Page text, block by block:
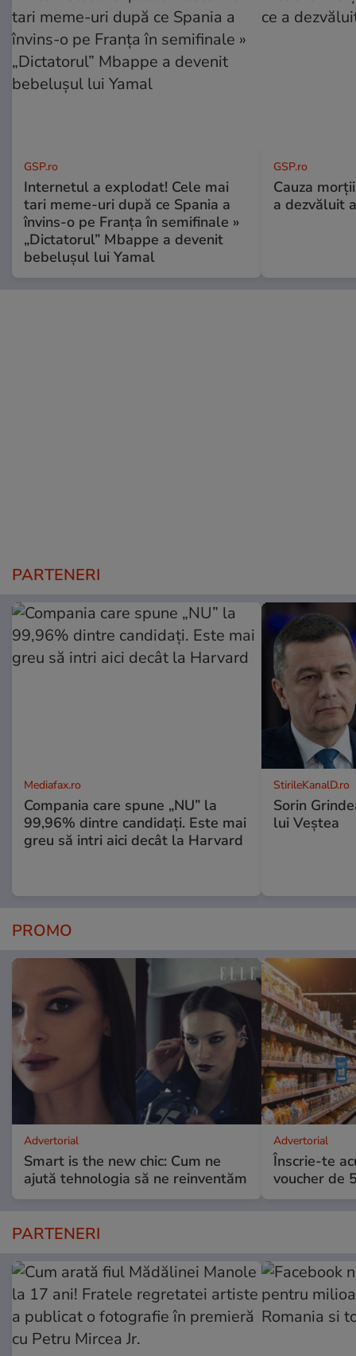
GSP.ro
Internetul a explodat! Cele mai
tari meme-uri după ce Spania a
învins-o pe Franța în semifinale »
„Dictatorul” Mbappe a devenit
bebelușul lui Yamal
GSP.ro
Cauza
a dezvăluit
PARTENERI
Mediafax.ro
Compania care spune „NU” la
99,96% dintre candidați. Este mai
greu să intri aici decât la Harvard
StirileKanalD.ro
Sorin
lui Veștea
PROMO
Advertorial
Smart is the new chic: Cum ne
ajută tehnologia să ne reinventăm
Advertorial
Înscrie-te
voucher de
PARTENERI